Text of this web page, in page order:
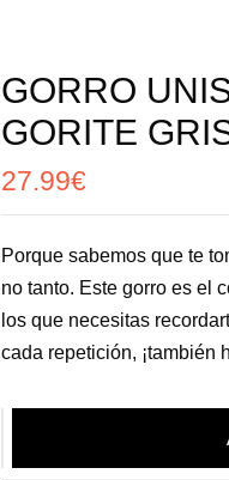
GORRO
GORITE
27.99€
Porque sabemos que te
no tanto. Este gorro es el
los que necesitas
cada repetición, ¡también